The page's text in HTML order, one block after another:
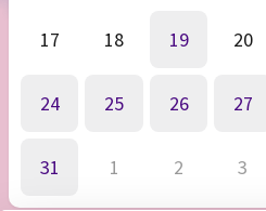
17 18 19 20
24 25 26 27
31 1 2 3